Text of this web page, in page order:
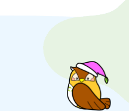
こどもプラザ図書